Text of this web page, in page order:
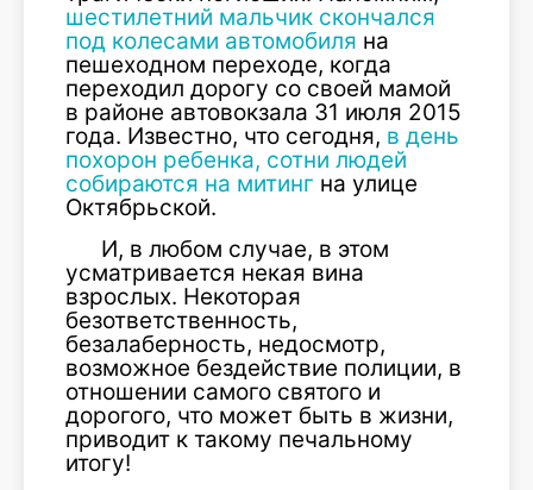
шестилетний мальчик скончался
под колесами автомобиля на
пешеходном переходе, когда
переходил дорогу со своей мамой
в районе автовокзала 31 июля 2015
года. Известно, что сегодня, в день
похорон ребенка, сотни людей
собираются на митинг на улице
Октябрьской.
И, в любом случае, в этом
усматривается некая вина
взрослых. Некоторая
безответственность,
безалаберность, недосмотр,
возможное бездействие полиции, в
отношении самого святого и
дорогого, что может быть в жизни,
приводит к такому печальному
итогу!